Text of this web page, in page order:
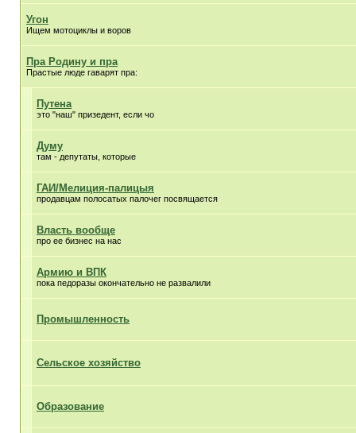
Угон
Ищем мотоциклы и воров
Пра Родину и пра
Прастые люде гаварят пра:
Путена
это "наш" призедент, если чо
Думу
там - депутаты, которые
ГАИ/Мелиция-палицыя
продавцам полосатых палочег посвящается
Власть вообще
про ее бизнес на нас
Армию и ВПК
пока педоразы окончательно не развалили
Промышленность
Сельское хозяйство
Образование